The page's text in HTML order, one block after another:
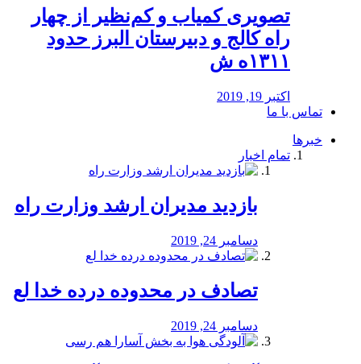
️تصویری کمیاب و کم‌نظیر از چهار
راه كالج و دبيرستان البرز حدود
۱۳۱۱ه ش
اکتبر 19, 2019
تماس با ما
خبرها
تمام اخبار
بازدید مدیران ارشد وزارت راه
دسامبر 24, 2019
تصادف در محدوده درده خدا لع
دسامبر 24, 2019